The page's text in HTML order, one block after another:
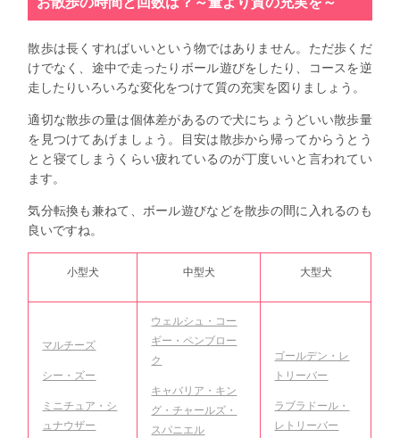
散歩は長くすればいいという物ではありません。ただ歩くだ
けでなく、途中で走ったりボール遊びをしたり、コースを逆
走したりいろいろな変化をつけて質の充実を図りましょう。
適切な散歩の量は個体差があるので犬にちょうどいい散歩量
を見つけてあげましょう。目安は散歩から帰ってからうとう
とと寝てしまうくらい疲れているのが丁度いいと言われてい
ます。
気分転換も兼ねて、ボール遊びなどを散歩の間に入れるのも
良いですね。
小型犬 中型犬 大型犬
マルチーズ
シー・ズー
ミニチュア・シ
ュナウザー
ウェルシュ・コー
ギー・ペンブロー
ク
キャバリア・キン
グ・チャールズ・
スパニエル
ゴールデン・レ
トリーバー
ラブラドール・
レトリーバー